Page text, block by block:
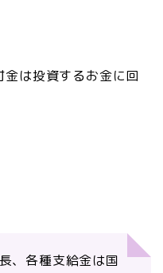
は投資するお金に回
、各種支給金は国